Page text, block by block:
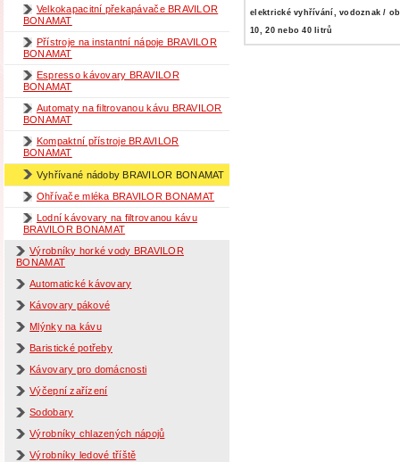
Velkokapacitní překapávače BRAVILOR
BONAMAT
Přístroje na instantní nápoje BRAVILOR
BONAMAT
Espresso kávovary BRAVILOR
BONAMAT
Automaty na filtrovanou kávu BRAVILOR
BONAMAT
Kompaktní přístroje BRAVILOR
BONAMAT
Vyhřívané nádoby BRAVILOR BONAMAT
Ohřívače mléka BRAVILOR BONAMAT
Lodní kávovary na filtrovanou kávu
BRAVILOR BONAMAT
Výrobníky horké vody BRAVILOR
BONAMAT
Automatické kávovary
Kávovary pákové
Mlýnky na kávu
Baristické potřeby
Kávovary pro domácnosti
Výčepní zařízení
Sodobary
Výrobníky chlazených nápojů
Výrobníky ledové tříště
elektrické vyhřívání, vodoznak /
10, 20 nebo 40 litrů